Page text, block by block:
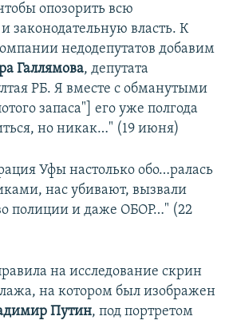
опозорить всю
законодательную власть. К
недодепутатов добавим
Галлямова, депутата
РБ. Я вместе с обманутыми
запаса"] его уже полгода
но никак…" (19 июня)
Уфы настолько обо…ралась
нас убивают, вызвали
полиции и даже ОБОР…" (22
на исследование скрин
на котором был изображен
Путин, под портретом